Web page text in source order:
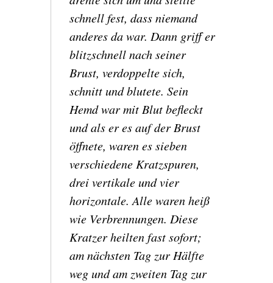
schnell fest, dass niemand
anderes da war. Dann griff er
blitzschnell nach seiner
Brust, verdoppelte sich,
schnitt und blutete. Sein
Hemd war mit Blut befleckt
und als er es auf der Brust
öffnete, waren es sieben
verschiedene Kratzspuren,
drei vertikale und vier
horizontale. Alle waren heiß
wie Verbrennungen. Diese
Kratzer heilten fast sofort;
am nächsten Tag zur Hälfte
weg und am zweiten Tag zur